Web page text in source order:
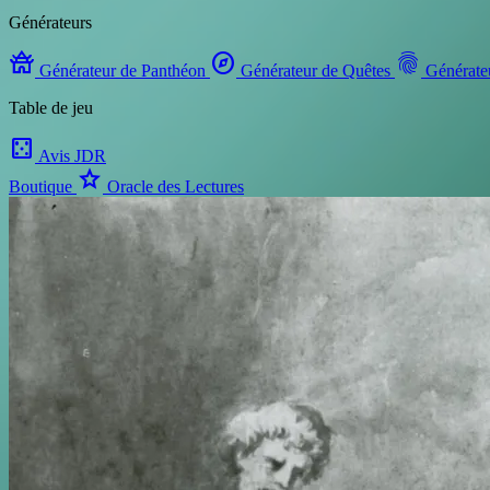
Générateurs
temple_buddhist Générateur de Panthéon explore Générateur de Quêtes fingerprint
Table de jeu
casino Avis JDR
Boutique star Oracle des Lectures